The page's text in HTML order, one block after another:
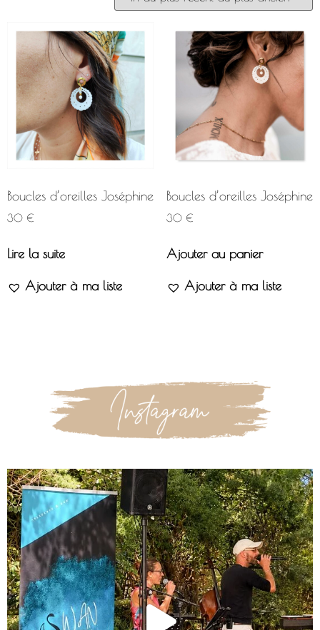
Boucles d’oreilles Joséphine
30 €
Lire la suite
Ajouter à ma liste
Boucles d’oreilles Joséphine
30 €
Ajouter au panier
Ajouter à ma liste